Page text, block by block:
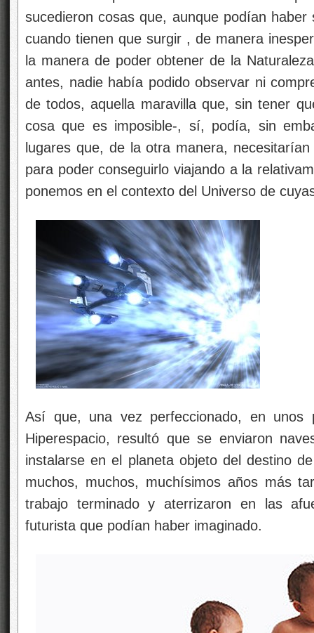
sucedieron cosas que, aunque podían
cuando tienen que surgir , de manera
la manera de poder obtener de la
antes, nadie había podido observar ni
de todos, aquella maravilla que, sin tener
cosa que es imposible-, sí, podía, sin
lugares que, de la otra manera,
para poder conseguirlo viajando a la
ponemos en el contexto del Universo de
Así que, una vez perfeccionado, en
Hiperespacio, resultó que se enviaron
instalarse en el planeta objeto del destino
muchos, muchos, muchísimos años más
trabajo terminado y aterrizaron en las
futurista que podían haber imaginado.